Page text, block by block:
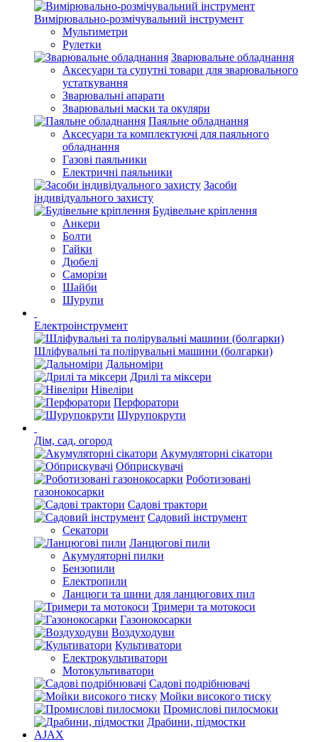
Вимірювально-розмічувальний інструмент
Мультиметри
Рулетки
Зварювальне обладнання
Аксесуари та супутні товари для зварювального
устаткування
Зварювальні апарати
Зварювальні маски та окуляри
Паяльне обладнання
Аксесуари та комплектуючі для паяльного
обладнання
Газові паяльники
Електричні паяльники
Засоби
індивідуального захисту
Будівельне кріплення
Анкери
Болти
Гайки
Дюбелі
Саморізи
Шайби
Шурупи
Електроінструмент
Шліфувальні та полірувальні машини (болгарки)
Дальноміри
Дрилі та міксери
Нівеліри
Перфоратори
Шурупокрути
Дім, сад, огород
Акумуляторні сікатори
Обприскувачі
Роботизовані
газонокосарки
Садові трактори
Садовий інструмент
Секатори
Ланцюгові пили
Акумуляторні пилки
Бензопили
Електропили
Ланцюги та шини для ланцюгових пил
Тримери та мотокоси
Газонокосарки
Воздуходуви
Культиватори
Електрокультиватори
Мотокультиватори
Садові подрібнювачі
Мойки високого тиску
Промислові пилосмоки
Драбини, підмостки
AJAX